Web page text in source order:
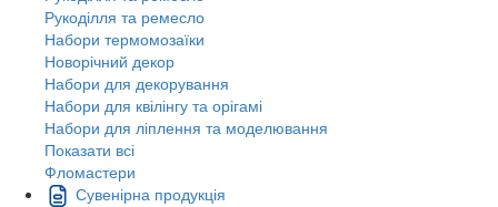
Рукоділля та ремесло
Набори термомозаїки
Новорічний декор
Набори для декорування
Набори для квілінгу та орігамі
Набори для ліплення та моделювання
Показати всі
Фломастери
Сувенірна продукція